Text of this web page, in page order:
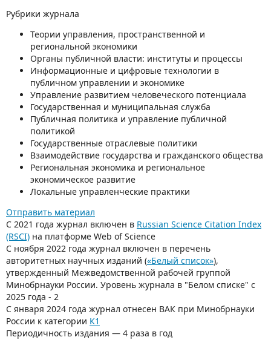
Рубрики журнала
Теории управления, пространственной и
региональной экономики
Органы публичной власти: институты и процессы
Информационные и цифровые технологии в
публичном управлении и экономике
Управление развитием человеческого потенциала
Государственная и муниципальная служба
Публичная политика и управление публичной
политикой
Государственные отраслевые политики
Взаимодействие государства и гражданского общества
Региональная экономика и региональное
экономическое развитие
Локальные управленческие практики
Отправить материал
С 2021 года журнал включен в Russian Science Citation Index
(RSCI) на платформе Web of Science
С ноября 2022 года журнал включен в перечень
авторитетных научных изданий («Белый список»),
утвержденный Межведомственной рабочей группой
Минобрнауки России. Уровень журнала в "Белом списке" с
2025 года - 2
С января 2024 года журнал отнесен ВАК при Минобрнауки
России к категории К1
Периодичность издания — 4 раза в год